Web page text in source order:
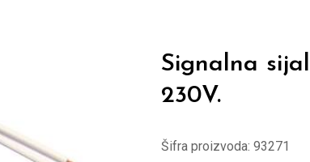
Signalna
230V.
Šifra proizvoda: 93271